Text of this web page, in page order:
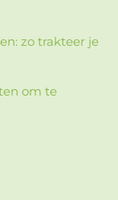
zo trakteer je
om te